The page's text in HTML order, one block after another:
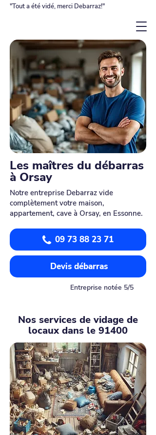
"Tout a été vidé, merci Debarraz!"
Les maîtres du débarras
à Orsay
Notre entreprise Debarraz vide
complètement votre maison,
appartement, cave à Orsay, en Essonne.
09 73 88 23 71
Devis débarras
Entreprise notée 5/5
Nos services de vidage de
locaux dans le 91400